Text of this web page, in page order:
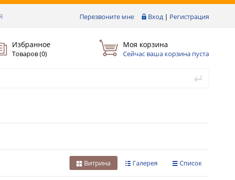
Перезвоните мне Вход | Регистрация
Избранное
Товаров (0)
Моя корзина
Сейчас ваша корзина пуста
Список
Галерея
Витрина